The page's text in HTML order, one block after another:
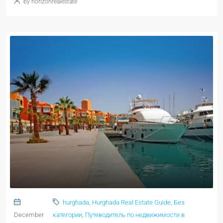
by horizonrealestate
December
hurghada Hurghada Real Estate Guide Без
категории Путеводитель по недвижимости в